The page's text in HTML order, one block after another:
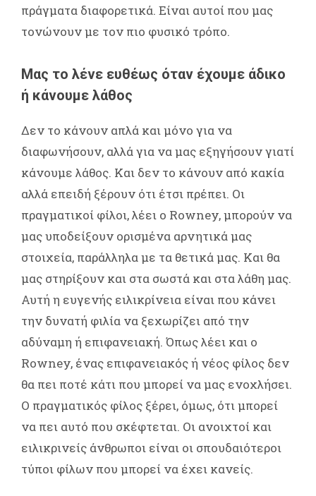
πράγματα διαφορετικά. Είναι αυτοί που μας
τονώνουν με τον πιο φυσικό τρόπο.
Μας το λένε ευθέως όταν έχουμε άδικο
ή κάνουμε λάθος
Δεν το κάνουν απλά και μόνο για να
διαφωνήσουν, αλλά για να μας εξηγήσουν γιατί
κάνουμε λάθος. Και δεν το κάνουν από κακία
αλλά επειδή ξέρουν ότι έτσι πρέπει. Οι
πραγματικοί φίλοι, λέει ο Rowney, μπορούν να
μας υποδείξουν ορισμένα αρνητικά μας
στοιχεία, παράλληλα με τα θετικά μας. Και θα
μας στηρίξουν και στα σωστά και στα λάθη μας.
Αυτή η ευγενής ειλικρίνεια είναι που κάνει
την δυνατή φιλία να ξεχωρίζει από την
αδύναμη ή επιφανειακή. Όπως λέει και ο
Rowney, ένας επιφανειακός ή νέος φίλος δεν
θα πει ποτέ κάτι που μπορεί να μας ενοχλήσει.
Ο πραγματικός φίλος ξέρει, όμως, ότι μπορεί
να πει αυτό που σκέφτεται. Οι ανοιχτοί και
ειλικρινείς άνθρωποι είναι οι σπουδαιότεροι
τύποι φίλων που μπορεί να έχει κανείς.